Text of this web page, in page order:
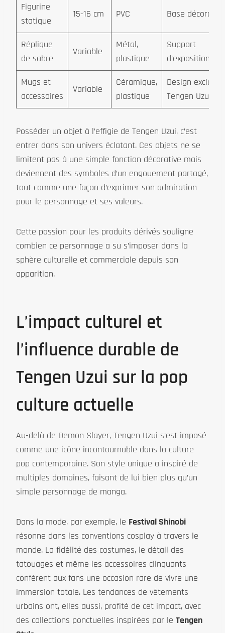
Figurine
statique
15-16 cm PVC Base décorative
Réplique
de sabre
Variable
Métal,
plastique
Support
d’exposition
Mugs et
accessoires
Variable
Céramique,
plastique
Design
Tengen Uzui
Posséder un objet à l’effigie de Tengen Uzui, c’est
entrer dans son univers éclatant. Ces objets ne se
limitent pas à une simple fonction décorative mais
deviennent des symboles d’un engouement partagé,
tout comme une façon d’exprimer son admiration
pour le personnage et ses valeurs.
Cette passion pour les produits dérivés souligne
combien ce personnage a su s’imposer dans la
sphère culturelle et commerciale depuis son
apparition.
L’impact culturel et
l’influence durable de
Tengen Uzui sur la pop
culture actuelle
Au-delà de Demon Slayer, Tengen Uzui s’est imposé
comme une icône incontournable dans la culture
pop contemporaine. Son style unique a inspiré de
multiples domaines, faisant de lui bien plus qu’un
simple personnage de manga.
Dans la mode, par exemple, le Festival Shinobi
résonne dans les conventions cosplay à travers le
monde. La fidélité des costumes, le détail des
tatouages et même les accessoires clinquants
confèrent aux fans une occasion rare de vivre une
immersion totale. Les tendances de vêtements
urbains ont, elles aussi, profité de cet impact, avec
des collections ponctuelles inspirées par le Tengen